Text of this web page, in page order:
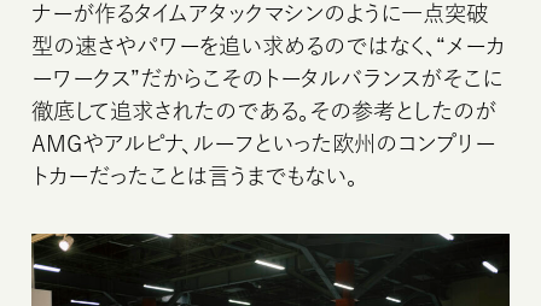
ナーが作るタイムアタックマシンのように一点突破
型の速さやパワーを追い求めるのではなく、“メーカ
ーワークス”だからこそのトータルバランスがそこに
徹底して追求されたのである。その参考としたのが
AMGやアルピナ、ルーフといった欧州のコンプリー
トカーだったことは言うまでもない。